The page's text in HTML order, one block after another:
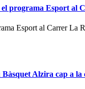
programa Esport al
Esport al Carrer La
Alzira cap a la